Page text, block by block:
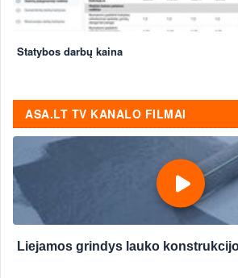
Statybos darbų kaina
ASA.LT TV KANALO FILMAI
Liejamos grindys lauko